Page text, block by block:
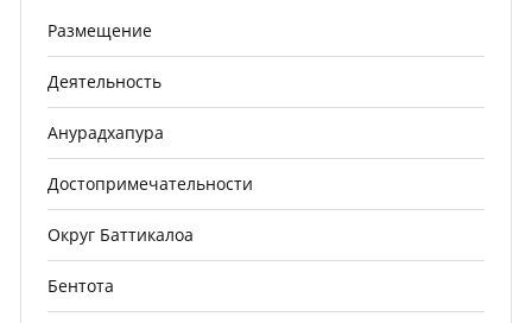
Размещение
Деятельность
Анурадхапура
Достопримечательности
Округ Баттикалоа
Бентота